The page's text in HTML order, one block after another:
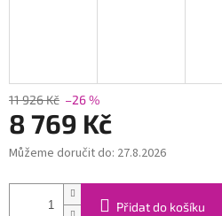
11 926 Kč –26 %
8 769 Kč
Měrná
Můžeme doručit do: 27.8.2026
Přidat do košíku